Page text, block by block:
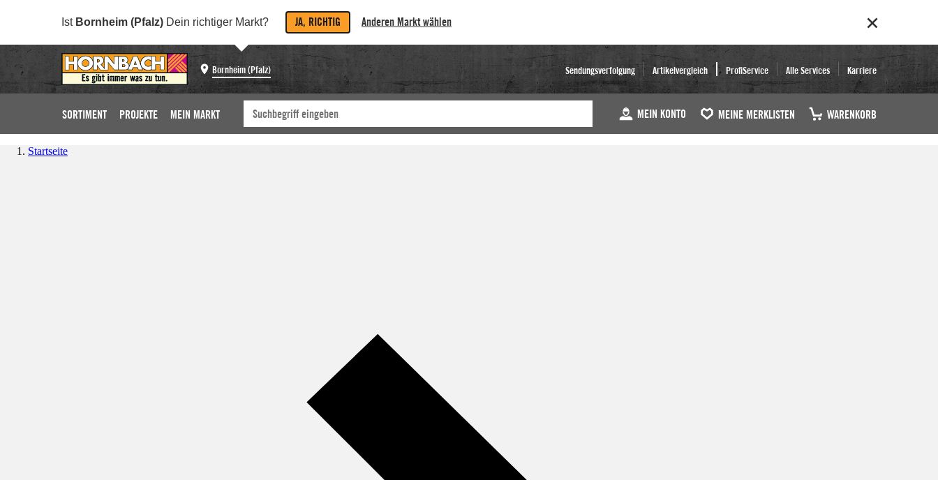
Ist Bornheim (Pfalz) Dein richtiger Markt? JA, RICHTIG Anderen Markt wählen
Bornheim (Pfalz) Sendungsverfolgung Artikelvergleich ProfiService Alle Services Karriere
SORTIMENT PROJEKTE MEIN MARKT MEIN KONTO MEINE MERKLISTEN WARENKORB
Startseite